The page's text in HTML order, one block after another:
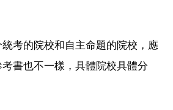
考的院校和自主命題的院校，應
書也不一樣，具體院校具體分